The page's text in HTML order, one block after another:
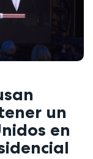
un
en